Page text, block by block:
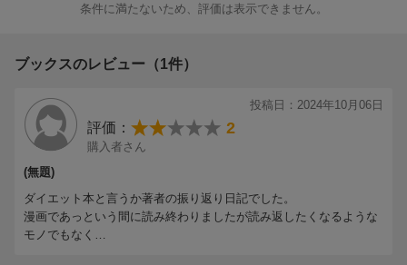
条件に満たないため、評価は表示できません。
ブックスのレビュー（1件）
投稿日：2024年10月06日
評価： 2
購入者さん
(無題)
ダイエット本と言うか著者の振り返り日記でした。
漫画であっという間に読み終わりましたが読み返したくなるような
モノでもなく…